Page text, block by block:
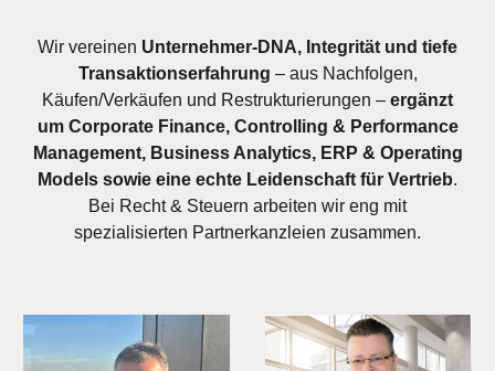
Wir vereinen Unternehmer-DNA, Integrität und tiefe
Transaktionserfahrung – aus Nachfolgen,
Käufen/Verkäufen und Restrukturierungen – ergänzt
um Corporate Finance, Controlling & Performance
Management, Business Analytics, ERP & Operating
Models sowie eine echte Leidenschaft für Vertrieb.
Bei Recht & Steuern arbeiten wir eng mit
spezialisierten Partnerkanzleien zusammen.